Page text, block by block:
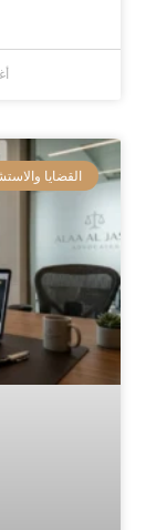
القضايا